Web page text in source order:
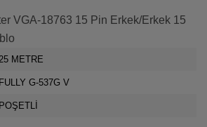
VGA-18763 15 Pin Erkek/Erkek 15
METRE
FULLY G-537G V
POŞETLİ